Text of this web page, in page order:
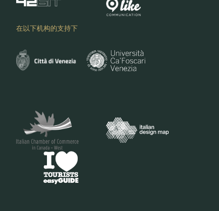
在以下机构的支持下